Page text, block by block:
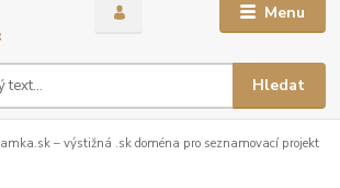
Menu
Hledat
– výstižná .sk doména pro seznamovací projekt